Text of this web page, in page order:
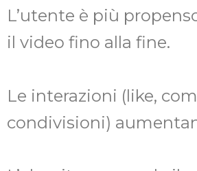
L’utente è più
il video fino alla fine.
Le interazioni (like,
condivisioni)